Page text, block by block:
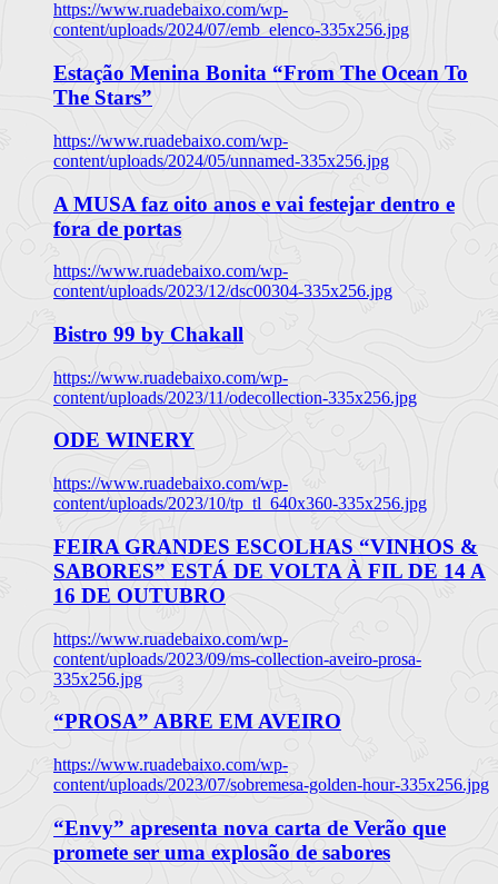
https://www.ruadebaixo.com/wp-
content/uploads/2024/07/emb_elenco-335x256.jpg
Estação Menina Bonita “From The Ocean To
The Stars”
https://www.ruadebaixo.com/wp-
content/uploads/2024/05/unnamed-335x256.jpg
A MUSA faz oito anos e vai festejar dentro e
fora de portas
https://www.ruadebaixo.com/wp-
content/uploads/2023/12/dsc00304-335x256.jpg
Bistro 99 by Chakall
https://www.ruadebaixo.com/wp-
content/uploads/2023/11/odecollection-335x256.jpg
ODE WINERY
https://www.ruadebaixo.com/wp-
content/uploads/2023/10/tp_tl_640x360-335x256.jpg
FEIRA GRANDES ESCOLHAS “VINHOS &
SABORES” ESTÁ DE VOLTA À FIL DE 14 A
16 DE OUTUBRO
https://www.ruadebaixo.com/wp-
content/uploads/2023/09/ms-collection-aveiro-prosa-
335x256.jpg
“PROSA” ABRE EM AVEIRO
https://www.ruadebaixo.com/wp-
content/uploads/2023/07/sobremesa-golden-hour-335x256.jpg
“Envy” apresenta nova carta de Verão que
promete ser uma explosão de sabores